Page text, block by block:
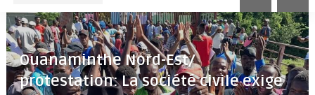
Ouanaminthe Nord-Est/
protestation: La société civile exige